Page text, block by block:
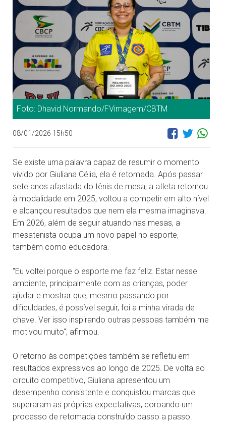
Foto: Dhavid Normando/FVimagem/CBTM
08/01/2026 15h50
Se existe uma palavra capaz de resumir o momento
vivido por Giuliana Célia, ela é retomada. Após passar
sete anos afastada do tênis de mesa, a atleta retornou
à modalidade em 2025, voltou a competir em alto nível
e alcançou resultados que nem ela mesma imaginava.
Em 2026, além de seguir atuando nas mesas, a
mesatenista ocupa um novo papel no esporte,
também como educadora.
"Eu voltei porque o esporte me faz feliz. Estar nesse
ambiente, principalmente com as crianças, poder
ajudar e mostrar que, mesmo passando por
dificuldades, é possível seguir, foi a minha virada de
chave. Ver isso inspirando outras pessoas também me
motivou muito", afirmou.
O retorno às competições também se refletiu em
resultados expressivos ao longo de 2025. De volta ao
circuito competitivo, Giuliana apresentou um
desempenho consistente e conquistou marcas que
superaram as próprias expectativas, coroando um
processo de retomada construído passo a passo.